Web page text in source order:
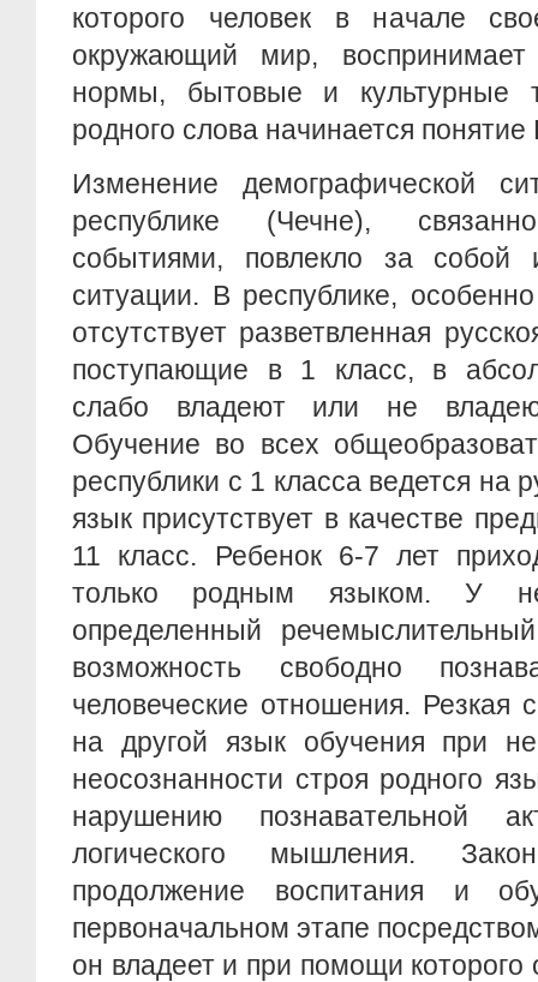
которого человек в начале
окружающий мир, воспринимает
нормы, бытовые и культурные
родного слова начинается
Изменение демографической
республике (Чечне),
событиями, повлекло за собой
ситуации. В республике,
отсутствует разветвленная
поступающие в 1 класс, в
слабо владеют или не
Обучение во всех
республики с 1 класса ведется на
язык присутствует в качестве
11 класс. Ребенок 6-7 лет
только родным языком. У
определенный
возможность свободно
человеческие отношения. Резкая
на другой язык обучения при
неосознанности строя родного
нарушению познавательной
логического мышления.
продолжение воспитания и
первоначальном этапе
он владеет и при помощи которого